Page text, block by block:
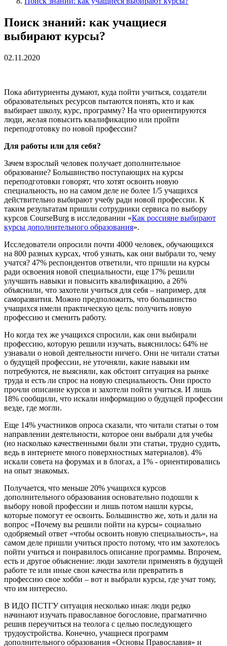
Поиск знаний: как учащиеся
выбирают курсы?
02.11.2020
Пока абитуриенты думают, куда пойти учиться, создатели
образовательных ресурсов пытаются понять, кто и как
выбирает школу, курс, программу? На что ориентируются
люди, желая повысить квалификацию или пройти
переподготовку по новой профессии?
Для работы или для себя?
Зачем взрослый человек получает дополнительное
образование? Большинство поступающих на курсы
переподготовки говорят, что хотят освоить новую
специальность, но на самом деле не более 1/5 учащихся
действительно выбирают учебу ради новой профессии. К
таким результатам пришли сотрудники сервиса по выбору
курсов CourseBurg в исследовании «Как россияне выбирают
курсы дополнительного образования».
Исследователи опросили почти 4000 человек, обучающихся
на 800 разных курсах, чтоб узнать, как они выбрали то, чему
учатся? 47% респондентов ответили, что пришли на курсы
ради освоения новой специальности, еще 17% решили
улучшить навыки и повысить квалификацию, а 26%
объяснили, что захотели учиться для себя – например, для
саморазвития. Можно предположить, что большинство
учащихся имели практическую цель: получить новую
профессию и сменить работу.
Но когда тех же учащихся спросили, как они выбирали
профессию, которую решили изучать, выяснилось: 64% не
узнавали о новой деятельности ничего. Они не читали статьи
о будущей профессии, не уточняли, какие навыки им
потребуются, не выясняли, как обстоит ситуация на рынке
труда и есть ли спрос на новую специальность. Они просто
прочли описание курсов и захотели пойти учиться. И лишь
18% сообщили, что искали информацию о будущей профессии
везде, где могли.
Еще 14% участников опроса сказали, что читали статьи о том
направлении деятельности, которое они выбрали для учебы
(но насколько качественными были эти статьи, трудно судить,
ведь в интернете много поверхностных материалов). 4%
искали совета на форумах и в блогах, а 1% - ориентировались
на опыт знакомых.
Получается, что меньше 20% учащихся курсов
дополнительного образования основательно подошли к
выбору новой профессии и лишь потом нашли курсы,
которые помогут ее освоить. Большинство же, хоть и дали на
вопрос «Почему вы решили пойти на курсы» социально
одобряемый ответ «чтобы освоить новую специальность», на
самом деле пришли учиться просто потому, что им захотелось
пойти учиться и понравилось описание программы. Впрочем,
есть и другое объяснение: люди захотели применять в будущей
работе те или иные свои качества или превратить в
профессию свое хобби – вот и выбрали курсы, где учат тому,
что им интересно.
В ИДО ПСТГУ ситуация несколько иная: люди редко
начинают изучать православное богословие, прагматично
решив переучиться на теолога с целью последующего
трудоустройства. Конечно, учащиеся программ
дополнительного образования «Основы Православия» и